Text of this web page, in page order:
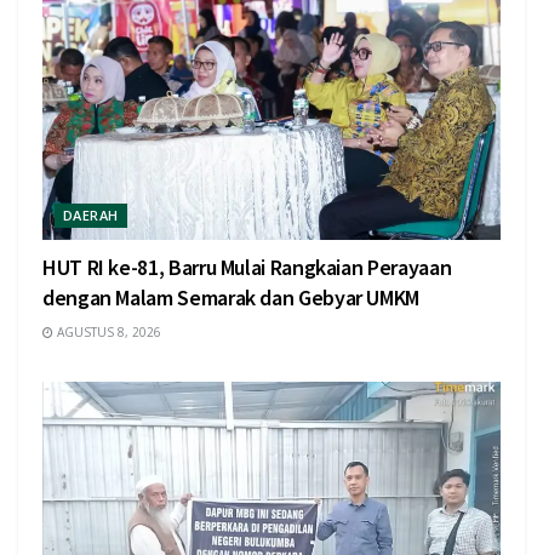
DAERAH
HUT RI ke-81, Barru Mulai Rangkaian Perayaan
dengan Malam Semarak dan Gebyar UMKM
AGUSTUS 8, 2026